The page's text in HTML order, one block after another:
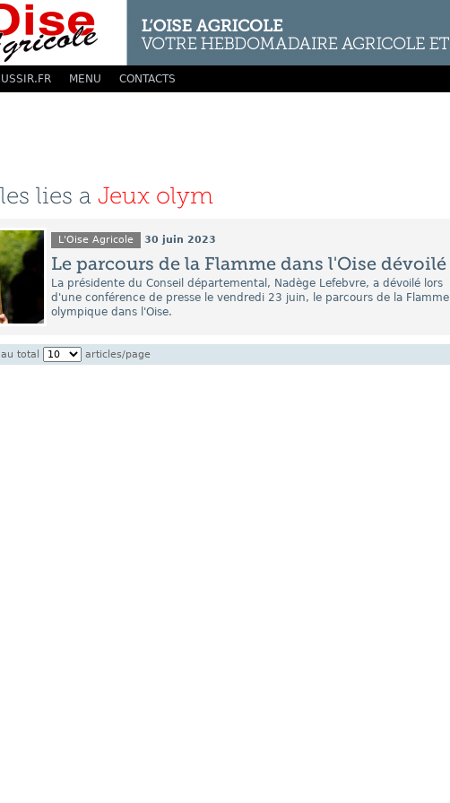
MENU CONTACTS
lies a Jeux olym
L'Oise Agricole 30 juin 2023
Le parcours de la Flamme dans l'Oise dévoilé
La présidente du Conseil départemental, Nadège Lefebvre, a dévoilé lors
d'une conférence de presse le vendredi 23 juin, le parcours de la Flamme
olympique dans l'Oise.
total articles/page